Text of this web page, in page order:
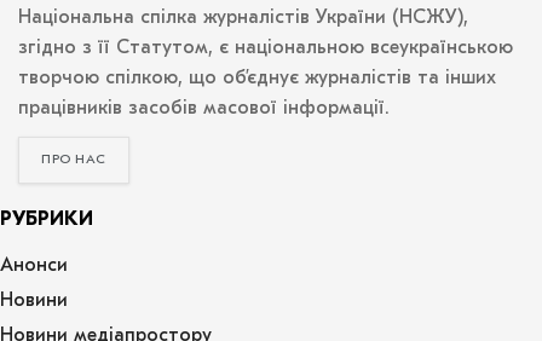
Національна спілка журналістів України (НСЖУ),
згідно з її Статутом, є національною всеукраїнською
творчою спілкою, що об’єднує журналістів та інших
працівників засобів масової інформації.
ПРО НАС
РУБРИКИ
Анонси
Новини
Новини медіапростору